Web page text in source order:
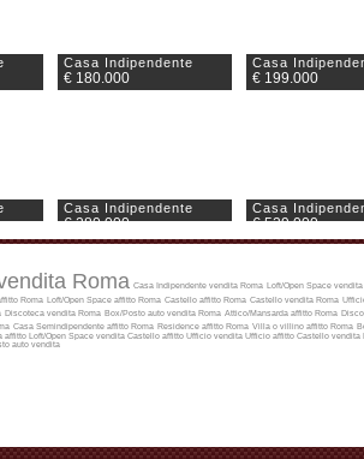
Casa Indipendente
€ 180.000
Casa
€ 199.000
Casa Indipendente
€ 280.000
Casa
€ 529.000
Roma Casa Indipendente vendita Roma
Loft/Open Space
Roma Loft/Open Space affitto Roma Castello affitto Roma Castello vendita Roma
Discoteca vendita Roma Box/Posto auto vendita Roma Attico/Mansarda affitto Roma
Casa Semindipendente affitto Roma Residence affitto Roma Villa o villino affitto Roma
affitto Loft/Open Space vendita Castello affitto Ufficio vendita Ufficio affitto Castello vendita
auto vendita